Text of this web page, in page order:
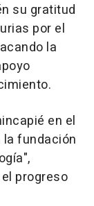
su gratitud
por el
la
en el
fundación
progreso